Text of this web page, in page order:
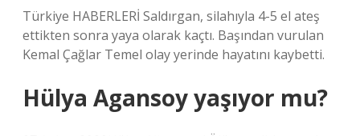
Türkiye HABERLERİ Saldırgan, silahıyla 4-5 el ateş
ettikten sonra yaya olarak kaçtı. Başından vurulan
Kemal Çağlar Temel olay yerinde hayatını kaybetti.
Hülya Agansoy yaşıyor mu?